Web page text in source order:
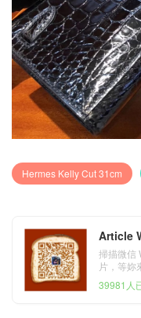
Hermes Kelly Cut 31cm
Article
掃描微信
片，等妳
39981人